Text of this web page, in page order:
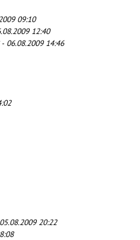
09:10
12:40
- 06.08.2009 14:46
05.08.2009 20:22